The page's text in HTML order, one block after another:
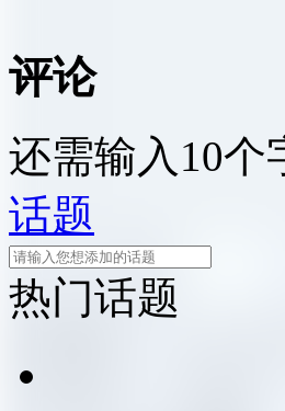
评论
还需输入10个
话题
热门话题